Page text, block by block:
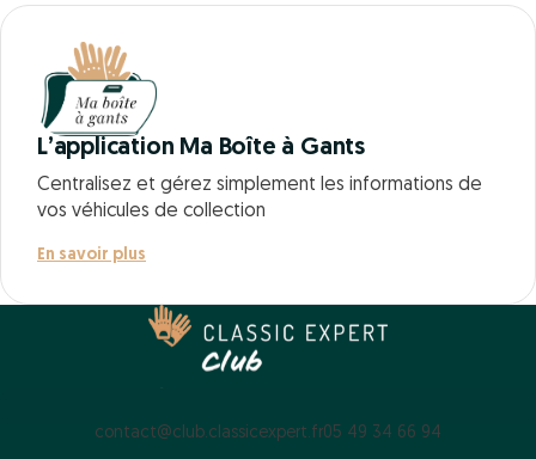
L’application Ma Boîte à Gants
Centralisez et gérez simplement les informations de
vos véhicules de collection
En savoir plus
contact@club.classicexpert.fr05 49 34 66 94